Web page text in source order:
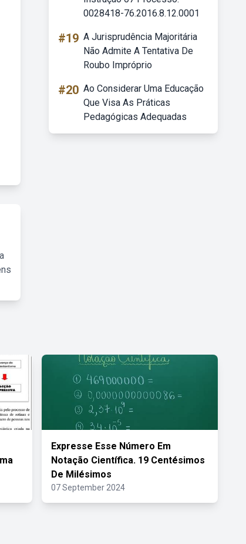
0028418-76.2016.8.12.0001
#19 A Jurisprudência Majoritária
Não Admite A Tentativa De
Roubo Impróprio
#20 Ao Considerar Uma Educação
Que Visa As Práticas
Pedagógicas Adequadas
Expresse Esse Número Em
Notação Científica. 19 Centésimos
De Milésimos
07 September 2024